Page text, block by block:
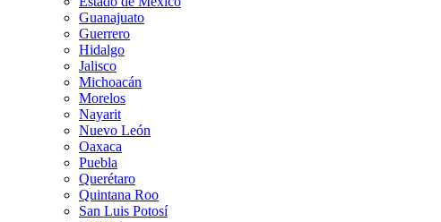
Guanajuato
Guerrero
Hidalgo
Jalisco
Michoacán
Morelos
Nayarit
Nuevo León
Oaxaca
Puebla
Querétaro
Quintana Roo
San Luis Potosí